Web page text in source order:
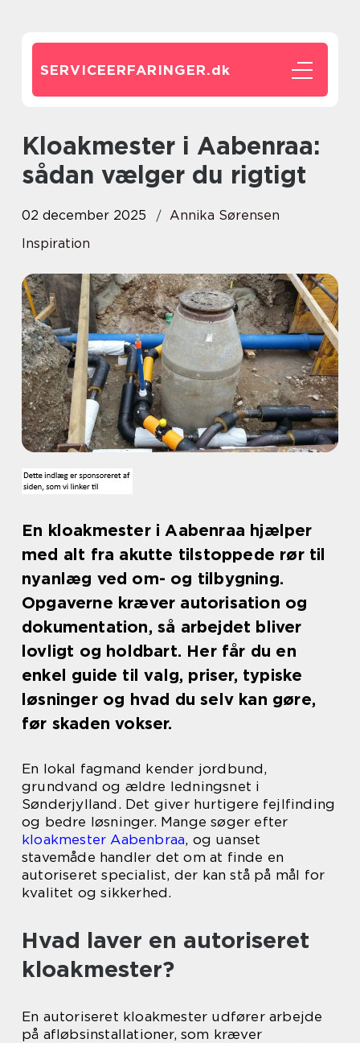
SERVICEERFARINGER.dk
Kloakmester i Aabenraa:
sådan vælger du rigtigt
02 december 2025
Annika Sørensen
Inspiration
En kloakmester i Aabenraa hjælper
med alt fra akutte tilstoppede rør til
nyanlæg ved om- og tilbygning.
Opgaverne kræver autorisation og
dokumentation, så arbejdet bliver
lovligt og holdbart. Her får du en
enkel guide til valg, priser, typiske
løsninger og hvad du selv kan gøre,
før skaden vokser.
En lokal fagmand kender jordbund,
grundvand og ældre ledningsnet i
Sønderjylland. Det giver hurtigere fejlfinding
og bedre løsninger. Mange søger efter
kloakmester Aabenbraa, og uanset
stavemåde handler det om at finde en
autoriseret specialist, der kan stå på mål for
kvalitet og sikkerhed.
Hvad laver en autoriseret
kloakmester?
En autoriseret kloakmester udfører arbejde
på afløbsinstallationer, som kræver